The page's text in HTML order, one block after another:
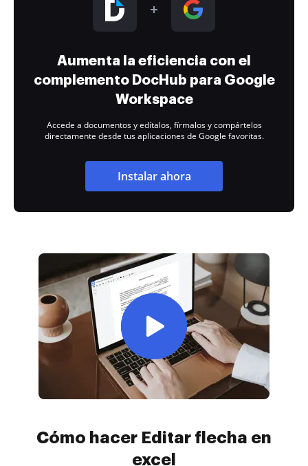
Aumenta la eficiencia con el
complemento DocHub para Google
Workspace
Accede a documentos y edítalos, fírmalos y compártelos
directamente desde tus aplicaciones de Google favoritas.
Instalar ahora
Cómo hacer Editar flecha en
excel